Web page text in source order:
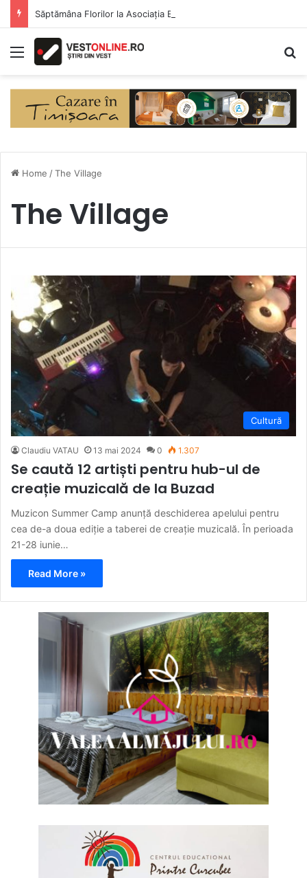
Săptămâna Florilor la Asociația BUNETI
Menu
Home /The Village
The Village
Cultură
Claudiu VATAU 13 mai 2024 0 1.307
Se caută 12 artiști pentru hub-ul de
creație muzicală de la Buzad
Muzicon Summer Camp anunță deschiderea apelului pentru
cea de-a doua ediție a taberei de creație muzicală. În perioada
21-28 iunie…
Read More »